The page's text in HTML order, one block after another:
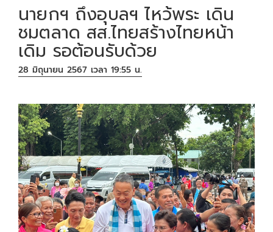
นายกฯ ถึงอุบลฯ ไหว้พระ เดิน
ชมตลาด สส.ไทยสร้างไทยหน้า
เดิม รอต้อนรับด้วย
28 มิถุนายน 2567 เวลา 19:55 น.